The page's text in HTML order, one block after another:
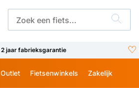
2 jaar fabrieksgarantie
Outlet Fietsenwinkels Zakelijk